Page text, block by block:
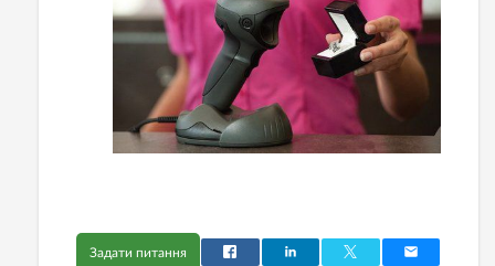
Задати питання